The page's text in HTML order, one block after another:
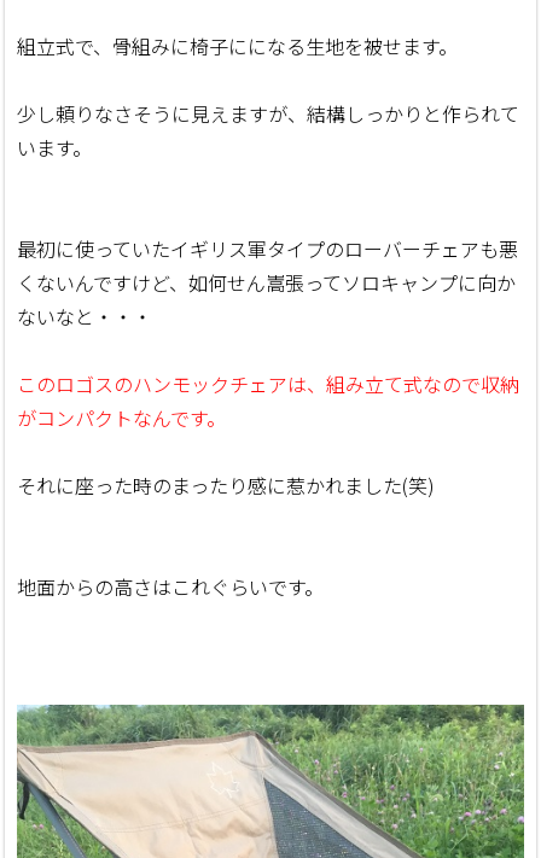
組立式で、骨組みに椅子にになる生地を被せます。
少し頼りなさそうに見えますが、結構しっかりと作られて
います。
最初に使っていたイギリス軍タイプのローバーチェアも悪
くないんですけど、如何せん嵩張ってソロキャンプに向か
ないなと・・・
このロゴスのハンモックチェアは、組み立て式なので収納
がコンパクトなんです。
それに座った時のまったり感に惹かれました(笑)
地面からの高さはこれぐらいです。